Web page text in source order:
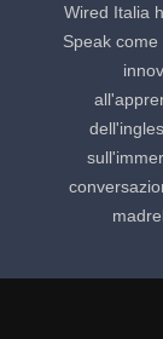
Wired Italia
Speak